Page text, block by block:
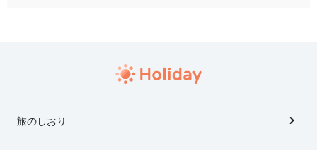
旅のしおり